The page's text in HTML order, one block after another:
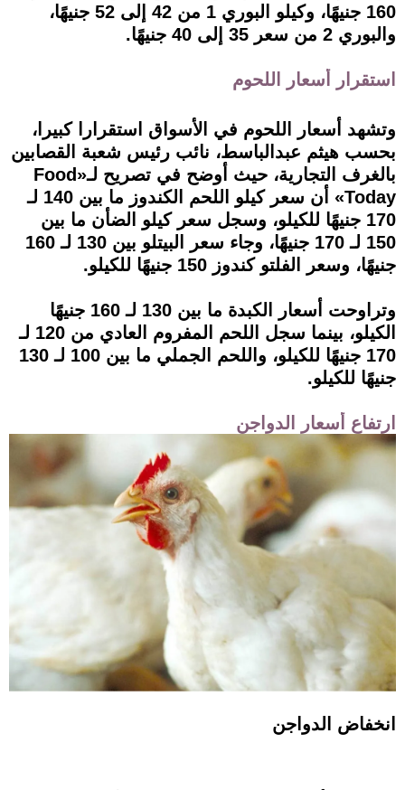
160 جنيهًا، وكيلو البوري 1 من 42 إلى 52 جنيهًا،
والبوري 2 من سعر 35 إلى 40 جنيهًا.
استقرار أسعار اللحوم
وتشهد أسعار اللحوم في الأسواق استقرارا كبيرا،
بحسب هيثم عبدالباسط، نائب رئيس شعبة القصابين
بالغرف التجارية، حيث أوضح في تصريح لـ«Food
Today» أن سعر كيلو اللحم الكندوز ما بين 140 لـ
170 جنيهًا للكيلو، وسجل سعر كيلو الضأن ما بين
150 لـ 170 جنيهًا، وجاء سعر البيتلو بين 130 لـ 160
جنيهًا، وسعر الفلتو كندوز 150 جنيهًا للكيلو.
وتراوحت أسعار الكبدة ما بين 130 لـ 160 جنيهًا
الكيلو، بينما سجل اللحم المفروم العادي من 120 لـ
170 جنيهًا للكيلو، واللحم الجملي ما بين 100 لـ 130
جنيهًا للكيلو.
ارتفاع أسعار الدواجن
انخفاض الدواجن